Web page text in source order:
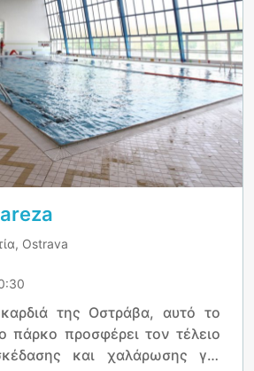
Ostrava
της Οστράβα, αυτό το
πάρκο προσφέρει τον τέλειο
και χαλάρωσης για